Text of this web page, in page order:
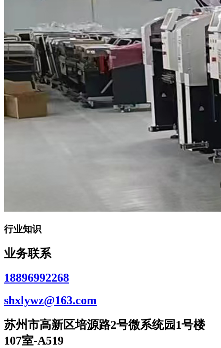
行业知识
业务联系
18896992268
shxlywz@163.com
苏州市高新区培源路2号微系统园1号楼
107室-A519